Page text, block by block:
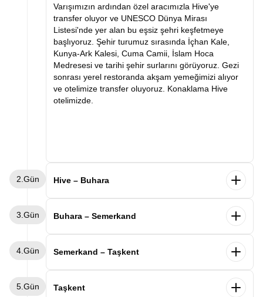
Varışımızın ardından özel aracımızla Hive'ye
transfer oluyor ve UNESCO Dünya Mirası
Listesi'nde yer alan bu eşsiz şehri keşfetmeye
başlıyoruz. Şehir turumuz sırasında İçhan Kale,
Kunya-Ark Kalesi, Cuma Camii, İslam Hoca
Medresesi ve tarihi şehir surlarını görüyoruz. Gezi
sonrası yerel restoranda akşam yemeğimizi alıyor
ve otelimize transfer oluyoruz. Konaklama Hive
otelimizde.
2.Gün Hive – Buhara
hareket ediyoruz. Varışımızla birlikte İpek Yolu'nun
Kalesi, Kalon Minaresi, Kalon Camii, Miri Arab
Medresesi, Lyabi Hauz Kompleksi ve tarihi çarşıları
mimarisiyle büyüleyen Buhara gezimizin ardından
3.Gün Buhara – Semerkand
devam ediyoruz. Ünlü mutasavvıf Bahaddin
Hosa Sarayı'nı geziyoruz. Verilecek serbest
4.Gün Semerkand – Taşkent
turumuza başlıyoruz. İlk durağımız Orta Asya'nın en
5.Gün Taşkent